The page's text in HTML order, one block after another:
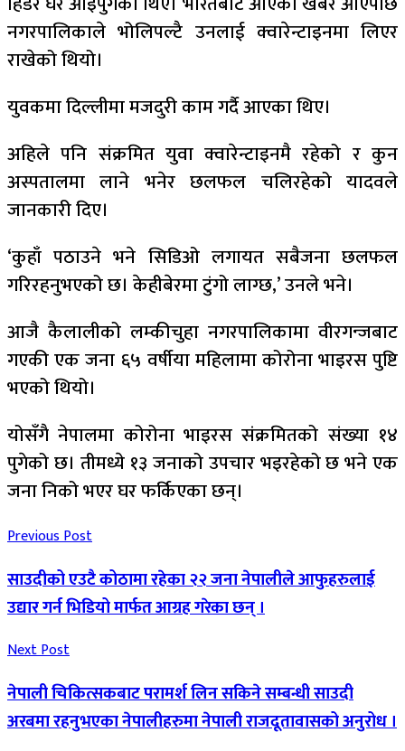
नगरपालिकाले भोलिपल्टै उनलाई क्वारेन्टाइनमा लिएर
राखेको थियो।
युवकमा दिल्लीमा मजदुरी काम गर्दै आएका थिए।
अहिले पनि संक्रमित युवा क्वारेन्टाइनमै रहेको र कुन
अस्पतालमा लाने भनेर छलफल चलिरहेको यादवले
जानकारी दिए।
‘कुहाँ पठाउने भने सिडिओ लगायत सबैजना छलफल
गरिरहनुभएको छ। केहीबेरमा टुंगो लाग्छ,’ उनले भने।
आजै कैलालीको लम्कीचुहा नगरपालिकामा वीरगन्जबाट
गएकी एक जना ६५ वर्षीया महिलामा कोरोना भाइरस पुष्टि
भएको थियो।
‍योसँगै नेपालमा कोरोना भाइरस संक्रमितको संख्या १४
पुगेको छ। तीमध्ये १३ जनाको उपचार भइरहेको छ भने एक
जना निको भएर घर फर्किएका छन्।
Previous Post
साउदीको एउटै कोठामा रहेका २२ जना नेपालीले आफुहरुलाई
उद्यार गर्न भिडियो मार्फत आग्रह गरेका छन् ।
Next Post
नेपाली चिकित्सकबाट परामर्श लिन सकिने सम्बन्धी साउदी
अरबमा रहनुभएका नेपालीहरुमा नेपाली राजदूतावासको अनुरोध ।